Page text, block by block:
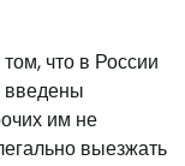
что в России
введены
им не
выезжать